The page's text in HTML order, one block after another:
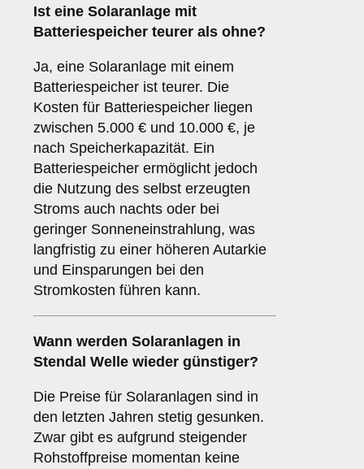
Ist eine Solaranlage mit
Batteriespeicher teurer als ohne?
Ja, eine Solaranlage mit einem
Batteriespeicher ist teurer. Die
Kosten für Batteriespeicher liegen
zwischen 5.000 € und 10.000 €, je
nach Speicherkapazität. Ein
Batteriespeicher ermöglicht jedoch
die Nutzung des selbst erzeugten
Stroms auch nachts oder bei
geringer Sonneneinstrahlung, was
langfristig zu einer höheren Autarkie
und Einsparungen bei den
Stromkosten führen kann.
Wann werden Solaranlagen in
Stendal Welle wieder günstiger?
Die Preise für Solaranlagen sind in
den letzten Jahren stetig gesunken.
Zwar gibt es aufgrund steigender
Rohstoffpreise momentan keine